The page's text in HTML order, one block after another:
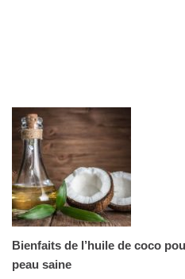
Bienfaits de l’huile de coco
peau saine